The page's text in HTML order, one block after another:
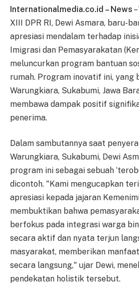
Internationalmedia.co.id – News
XIII DPR RI, Dewi Asmara, baru-
apresiasi mendalam terhadap
Imigrasi dan Pemasyarakatan
meluncurkan program bantuan
rumah. Program inovatif ini, yang
Warungkiara, Sukabumi, Jawa
membawa dampak positif
penerima.
Dalam sambutannya saat
Warungkiara, Sukabumi, Dewi
program ini sebagai sebuah
dicontoh. "Kami mengucapkan
apresiasi kepada jajaran
membuktikan bahwa
berfokus pada integrasi warga
secara aktif dan nyata terjun
masyarakat, memberikan
secara langsung," ujar Dewi,
pendekatan holistik tersebut.